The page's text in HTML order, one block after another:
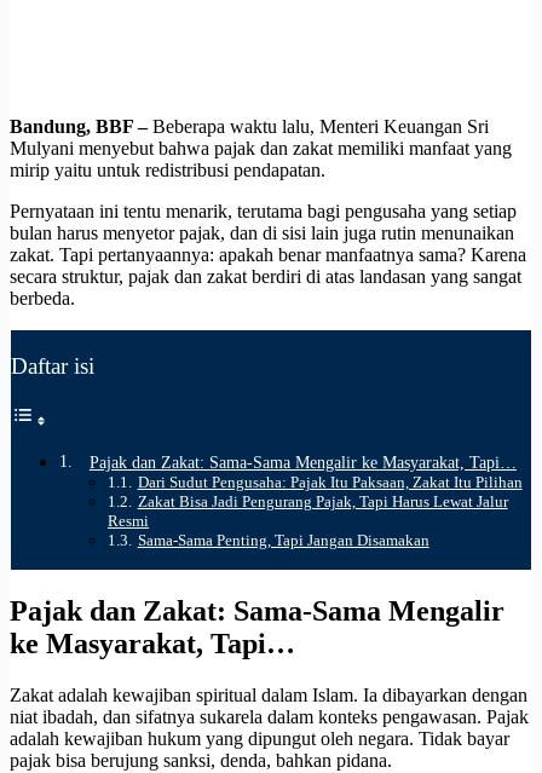
Bandung, BBF –Beberapa waktu lalu, Menteri Keuangan Sri
Mulyani menyebut bahwa pajak dan zakat memiliki manfaat yang
mirip yaitu untuk redistribusi pendapatan.
Pernyataan ini tentu menarik, terutama bagi pengusaha yang setiap
bulan harus menyetor pajak, dan di sisi lain juga rutin menunaikan
zakat. Tapi pertanyaannya: apakah benar manfaatnya sama? Karena
secara struktur, pajak dan zakat berdiri di atas landasan yang sangat
berbeda.
Daftar isi
Pajak dan Zakat: Sama-Sama Mengalir ke Masyarakat, Tapi…
Dari Sudut Pengusaha: Pajak Itu Paksaan, Zakat Itu Pilihan
Zakat Bisa Jadi Pengurang Pajak, Tapi Harus Lewat Jalur
Resmi
Sama-Sama Penting, Tapi Jangan Disamakan
Pajak dan Zakat: Sama-Sama Mengalir
ke Masyarakat, Tapi…
Zakat adalah kewajiban spiritual dalam Islam. Ia dibayarkan dengan
niat ibadah, dan sifatnya sukarela dalam konteks pengawasan. Pajak
adalah kewajiban hukum yang dipungut oleh negara. Tidak bayar
pajak bisa berujung sanksi, denda, bahkan pidana.